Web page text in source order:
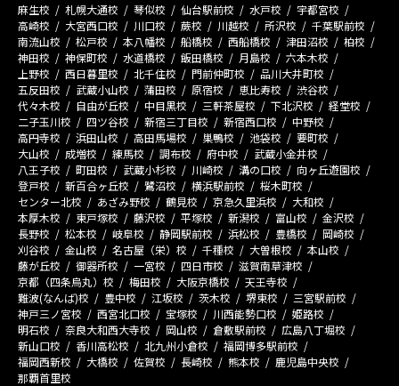
麻生校 札幌大通校 琴似校 仙台駅前校 水戸校
宇都宮校
高崎校
大宮西口校 川口校 蕨校 川越校 所沢校
千葉駅前校
南流山校
松戸校 本八幡校 船橋校 西船橋校 津田沼校
柏校
神田校
神保町校 水道橋校 飯田橋校 月島校
六本木校
上野校
西日暮里校 北千住校 門前仲町校
品川大井町校
五反田校
武蔵小山校 蒲田校 原宿校 恵比寿校
渋谷校
代々木校
自由が丘校 中目黒校 三軒茶屋校 下北沢校
経堂校
二子玉川校
四ツ谷校 新宿三丁目校 新宿西口校
中野校
高円寺校
浜田山校 高田馬場校 巣鴨校 池袋校
要町校
大山校
成増校 練馬校 調布校 府中校
武蔵小金井校
八王子校
町田校 武蔵小杉校 川崎校 溝の口校
向ヶ丘遊園校
登戸校
新百合ヶ丘校 鷺沼校 横浜駅前校
桜木町校
センター北校
あざみ野校 鶴見校 京急久里浜校
大和校
本厚木校
東戸塚校 藤沢校 平塚校 新潟校 富山校
金沢校
長野校
松本校 岐阜校 静岡駅前校 浜松校 豊橋校
岡崎校
刈谷校
金山校 名古屋（栄）校 千種校 大曽根校
本山校
藤が丘校
御器所校 一宮校 四日市校
滋賀南草津校
京都（四条烏丸）校
梅田校 大阪京橋校
天王寺校
難波(なんば)校
豊中校 江坂校 茨木校 堺東校
三宮駅前校
神戸三ノ宮校
西宮北口校 宝塚校 川西能勢口校
姫路校
明石校
奈良大和西大寺校 岡山校 倉敷駅前校
広島八丁堀校
新山口校
香川高松校 北九州小倉校
福岡博多駅前校
福岡西新校
大橋校 佐賀校 長崎校 熊本校
鹿児島中央校
那覇首里校